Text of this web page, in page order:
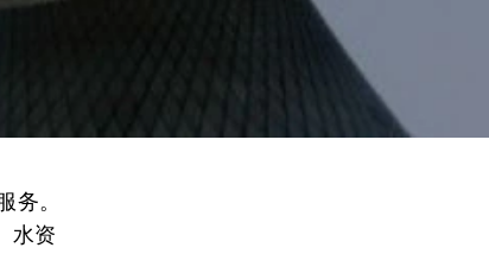
务。
水资